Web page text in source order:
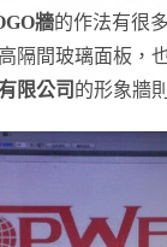
牆的作法有很
隔間玻璃面板，
限公司 的形象牆